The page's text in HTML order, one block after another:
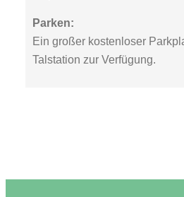
Parken:
Ein großer kostenloser
Talstation zur Verfügung.